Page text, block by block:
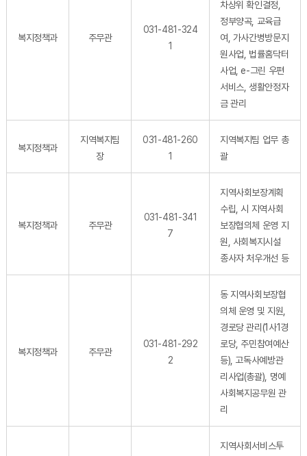
복지정책과 주무관
031-481-324
1
차상위 확인결정,
정부양곡, 교육급
여, 가사간병방문지
원사업, 법률홈닥터
사업, e-그린 우편
서비스, 생활안정자
금 관리
복지정책과
지역복지팀
장
031-481-260
1
지역복지팀 업무 총
괄
복지정책과 주무관
031-481-341
7
지역사회보장계획
수립, 시 지역사회
보장협의체 운영 지
원, 사회복지시설
종사자 처우개선 등
복지정책과 주무관
031-481-292
2
동 지역사회보장협
의체 운영 및 지원,
경로당 관리(1사1경
로당, 주민참여예산
등), 고독사예방관
리사업(총괄), 명예
사회복지공무원 관
리
지역사회서비스투